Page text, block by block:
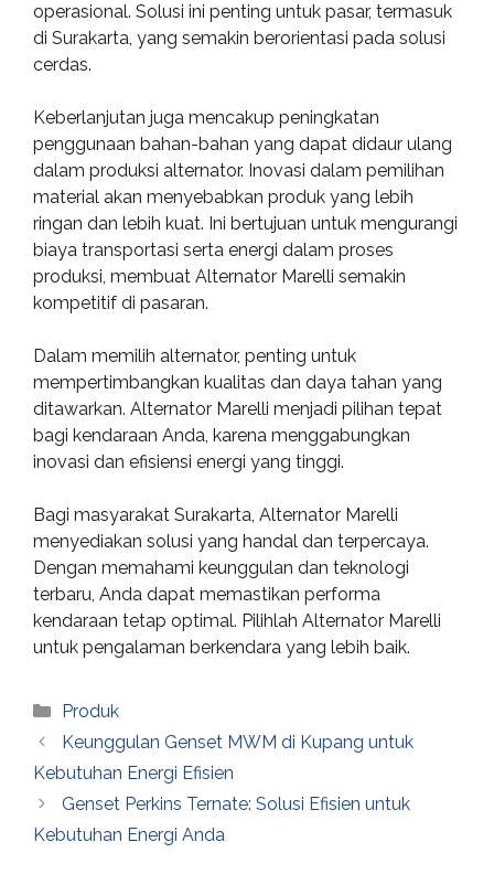
operasional. Solusi ini penting untuk pasar, termasuk
di Surakarta, yang semakin berorientasi pada solusi
cerdas.
Keberlanjutan juga mencakup peningkatan
penggunaan bahan-bahan yang dapat didaur ulang
dalam produksi alternator. Inovasi dalam pemilihan
material akan menyebabkan produk yang lebih
ringan dan lebih kuat. Ini bertujuan untuk mengurangi
biaya transportasi serta energi dalam proses
produksi, membuat Alternator Marelli semakin
kompetitif di pasaran.
Dalam memilih alternator, penting untuk
mempertimbangkan kualitas dan daya tahan yang
ditawarkan. Alternator Marelli menjadi pilihan tepat
bagi kendaraan Anda, karena menggabungkan
inovasi dan efisiensi energi yang tinggi.
Bagi masyarakat Surakarta, Alternator Marelli
menyediakan solusi yang handal dan terpercaya.
Dengan memahami keunggulan dan teknologi
terbaru, Anda dapat memastikan performa
kendaraan tetap optimal. Pilihlah Alternator Marelli
untuk pengalaman berkendara yang lebih baik.
Categories
Produk
Keunggulan Genset MWM di Kupang untuk
Kebutuhan Energi Efisien
Genset Perkins Ternate: Solusi Efisien untuk
Kebutuhan Energi Anda